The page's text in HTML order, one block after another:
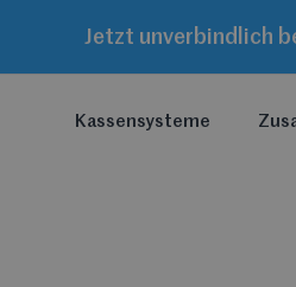
Jetzt unverbindlich
Kassensysteme